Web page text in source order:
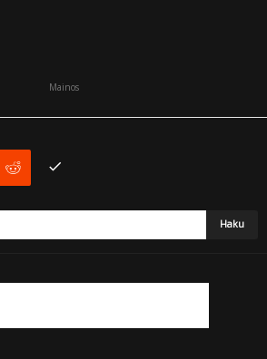
Mainos